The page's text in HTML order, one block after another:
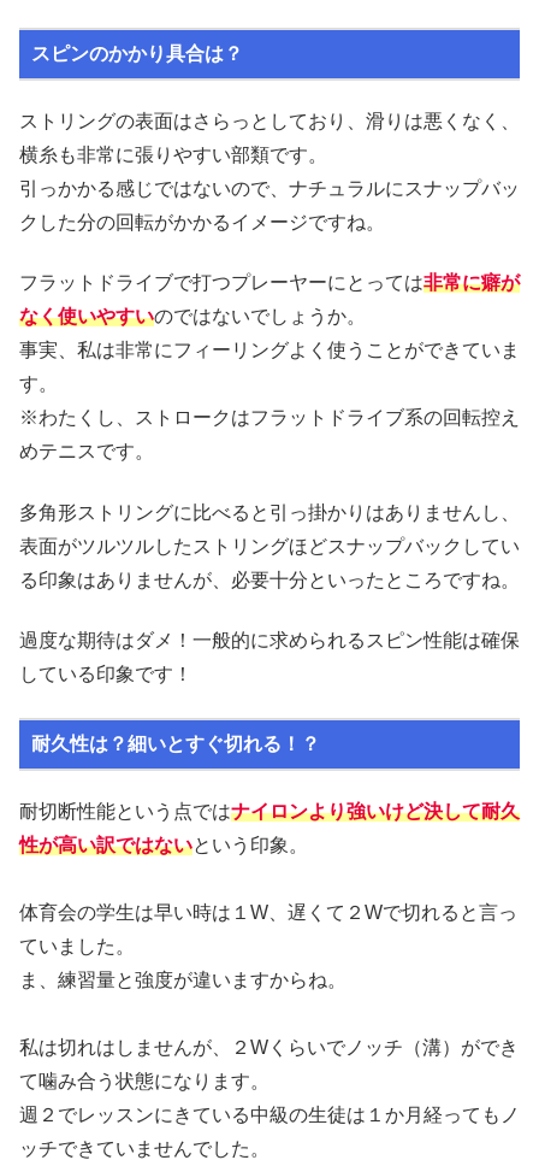
スピンのかかり具合は？
ストリングの表面はさらっとしており、滑りは悪くなく、
横糸も非常に張りやすい部類です。
引っかかる感じではないので、ナチュラルにスナップバッ
クした分の回転がかかるイメージですね。
フラットドライブで打つプレーヤーにとっては非常に癖が
なく使いやすいのではないでしょうか。
事実、私は非常にフィーリングよく使うことができていま
す。
※わたくし、ストロークはフラットドライブ系の回転控え
めテニスです。
多角形ストリングに比べると引っ掛かりはありませんし、
表面がツルツルしたストリングほどスナップバックしてい
る印象はありませんが、必要十分といったところですね。
過度な期待はダメ！一般的に求められるスピン性能は確保
している印象です！
耐久性は？細いとすぐ切れる！？
耐切断性能という点ではナイロンより強いけど決して耐久
性が高い訳ではないという印象。
体育会の学生は早い時は１W、遅くて２Wで切れると言っ
ていました。
ま、練習量と強度が違いますからね。
私は切れはしませんが、２Wくらいでノッチ（溝）ができ
て噛み合う状態になります。
週２でレッスンにきている中級の生徒は１か月経ってもノ
ッチできていませんでした。